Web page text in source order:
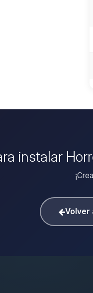
instalar
Volver